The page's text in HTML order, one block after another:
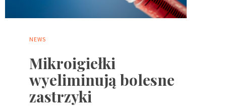
NEWS
Mikroigiełki
wyeliminują bolesne
zastrzyki